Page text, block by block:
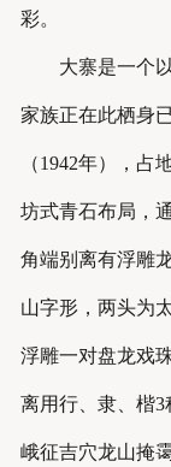
彩。
大寨是一个以
家族正在此栖身
（1942年），
坊式青石布局，
角端别离有浮雕
山字形，两头为
浮雕一对盘龙戏
离用行、隶、楷3
峨征吉穴龙山掩